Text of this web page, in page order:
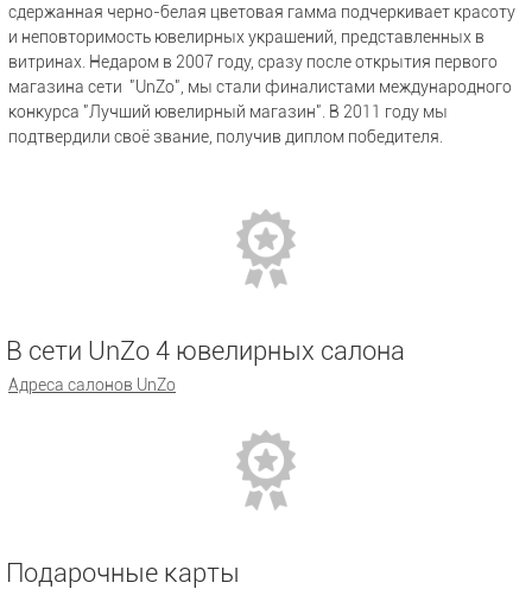
сдержанная черно-белая цветовая гамма подчеркивает красоту
и неповторимость ювелирных украшений, представленных в
витринах. Недаром в 2007 году, сразу после открытия первого
магазина сети "UnZo", мы стали финалистами международного
конкурса "Лучший ювелирный магазин". В 2011 году мы
подтвердили своё звание, получив диплом победителя.
В сети UnZo 4 ювелирных салона
Адреса салонов UnZo
Подарочные карты